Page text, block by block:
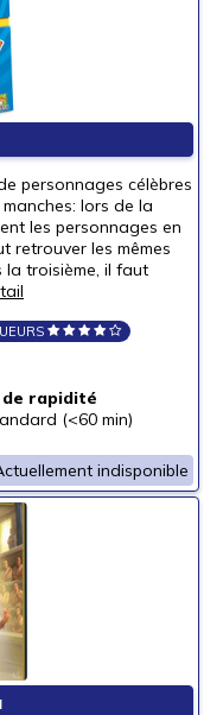
personnages célèbres
lors de la
les personnages en
retrouver les mêmes
troisième, il faut
de rapidité
(<60 min)
indisponible